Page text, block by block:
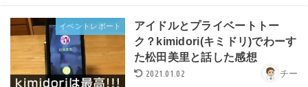
イベントレポート
アイドルとプライベートトー
ク？kimidori(キミドリ)でわーす
た松田美里と話した感想
2021.01.02 チー